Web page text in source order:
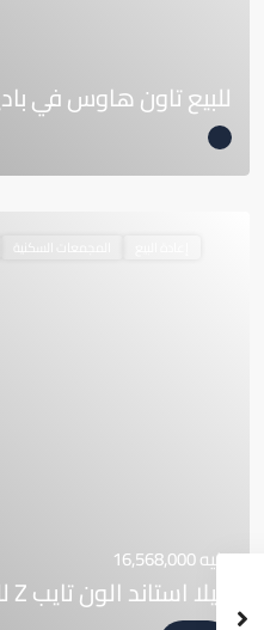
للبيع تاون هاوس في
المجمعات السكنية
جنيه 16,568,000
فيلا استاند الون تايب Z للبيع ريسيل بالس...